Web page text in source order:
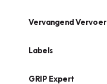
Vervangend Vervoer
Labels
GRIP Expert